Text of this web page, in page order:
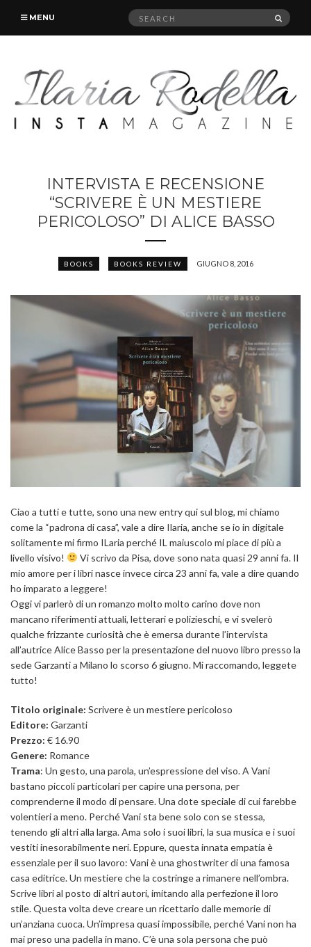
MENU
Search
INTERVISTA E RECENSIONE
“SCRIVERE È UN MESTIERE
PERICOLOSO” DI ALICE BASSO
BOOKS BOOKS REVIEW GIUGNO 8, 2016
Ciao a tutti e tutte, sono una new entry qui sul blog, mi chiamo
come la “padrona di casa”, vale a dire Ilaria, anche se io in digitale
solitamente mi firmo ILaria perché IL maiuscolo mi piace di più a
livello visivo!
Vi scrivo da Pisa, dove sono nata quasi 29 anni fa. Il
mio amore per i libri nasce invece circa 23 anni fa, vale a dire quando
ho imparato a leggere!
Oggi vi parlerò di un romanzo molto molto carino dove non
mancano riferimenti attuali, letterari e polizieschi, e vi svelerò
qualche frizzante curiosità che è emersa durante l’intervista
all’autrice Alice Basso per la presentazione del nuovo libro presso la
sede Garzanti a Milano lo scorso 6 giugno. Mi raccomando, leggete
tutto!
Titolo originale: Scrivere è un mestiere pericoloso
Editore: Garzanti
Prezzo: € 16.90
Genere: Romance
Trama: Un gesto, una parola, un’espressione del viso. A Vani
bastano piccoli particolari per capire una persona, per
comprenderne il modo di pensare. Una dote speciale di cui farebbe
volentieri a meno. Perché Vani sta bene solo con se stessa,
tenendo gli altri alla larga. Ama solo i suoi libri, la sua musica e i suoi
vestiti inesorabilmente neri. Eppure, questa innata empatia è
essenziale per il suo lavoro: Vani è una ghostwriter di una famosa
casa editrice. Un mestiere che la costringe a rimanere nell’ombra.
Scrive libri al posto di altri autori, imitando alla perfezione il loro
stile. Questa volta deve creare un ricettario dalle memorie di
un’anziana cuoca. Un’impresa quasi impossibile, perché Vani non ha
mai preso una padella in mano. C’è una sola persona che può